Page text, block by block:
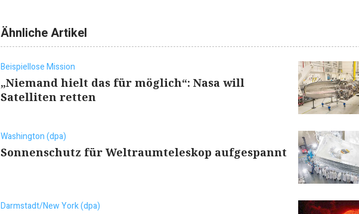
Ähnliche Artikel
Beispiellose Mission
„Niemand hielt das für möglich“: Nasa will
Satelliten retten
Washington (dpa)
Sonnenschutz für Weltraumteleskop aufgespannt
Darmstadt/New York (dpa)